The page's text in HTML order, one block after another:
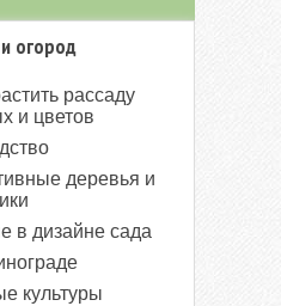
огород
рассаду
и цветов
деревья и
в дизайне сада
культуры